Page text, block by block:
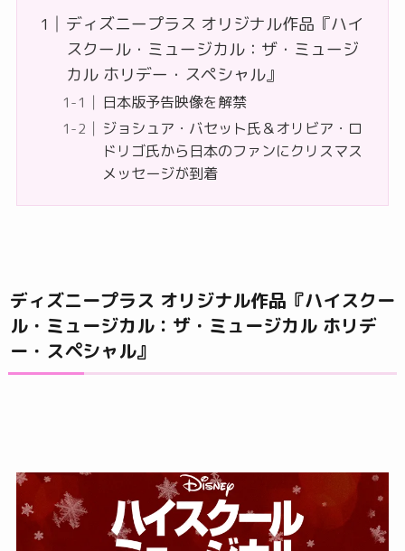
ディズニープラス オリジナル作品『ハイ
スクール・ミュージカル：ザ・ミュージ
カル ホリデー・スペシャル』
日本版予告映像を解禁
ジョシュア・バセット氏＆オリビア・ロ
ドリゴ氏から日本のファンにクリスマス
メッセージが到着
ディズニープラス オリジナル作品『ハイスクー
ル・ミュージカル：ザ・ミュージカル ホリデ
ー・スペシャル』